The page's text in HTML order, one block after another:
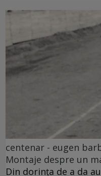
centenar - eugen
Montaje despre un
Din dorința de a da